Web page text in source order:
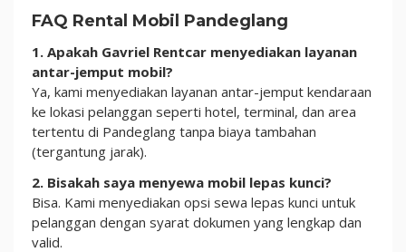
FAQ Rental Mobil Pandeglang
1. Apakah Gavriel Rentcar menyediakan layanan
antar-jemput mobil?
Ya, kami menyediakan layanan antar-jemput kendaraan
ke lokasi pelanggan seperti hotel, terminal, dan area
tertentu di Pandeglang tanpa biaya tambahan
(tergantung jarak).
2. Bisakah saya menyewa mobil lepas kunci?
Bisa. Kami menyediakan opsi sewa lepas kunci untuk
pelanggan dengan syarat dokumen yang lengkap dan
valid.